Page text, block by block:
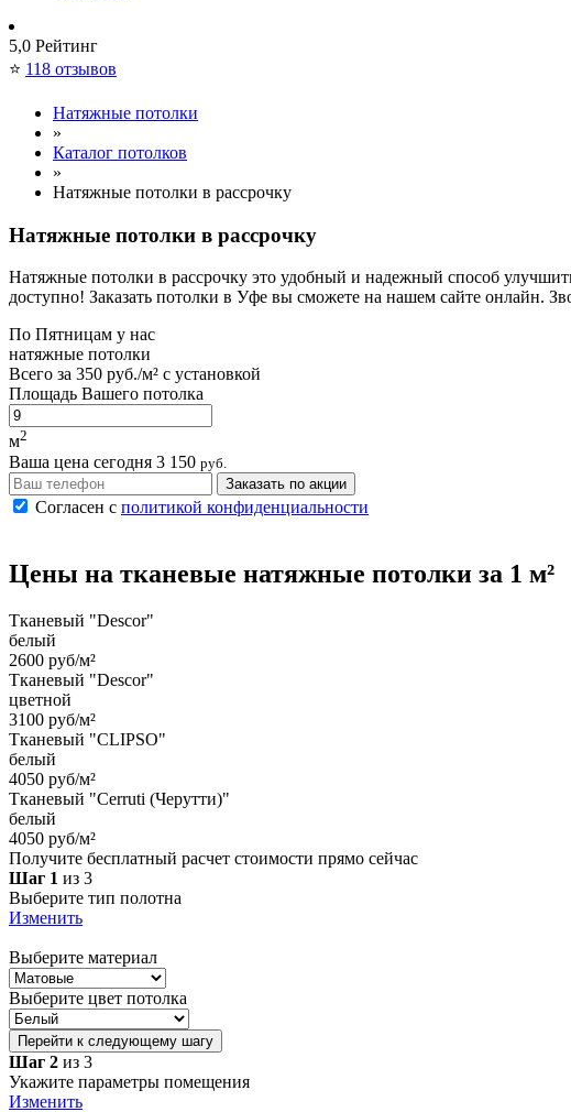
5,0 Рейтинг
⭐ 118 отзывов
Натяжные потолки
»
Каталог потолков
»
Натяжные потолки в рассрочку
Натяжные потолки в рассрочку
Натяжные потолки в рассрочку это удобный и надежный способ
доступно! Заказать потолки в Уфе вы сможете на нашем сайте онлайн.
По Пятницам у нас
натяжные потолки
Всего за 350 руб./м² с установкой
Площадь Вашего потолка
м2
Ваша цена сегодня 3 150 руб.
Заказать по акции
Согласен с политикой конфиденциальности
Цены на тканевые натяжные потолки за 1 м²
Тканевый "Descor"
белый
2600 руб/м²
Тканевый "Descor"
цветной
3100 руб/м²
Тканевый "CLIPSO"
белый
4050 руб/м²
Тканевый "Cerruti (Черутти)"
белый
4050 руб/м²
Получите бесплатный расчет стоимости прямо сейчас
Шаг 1 из 3
Выберите тип полотна
Изменить
Выберите материал
Выберите цвет потолка
Перейти к следующему шагу
Шаг 2 из 3
Укажите параметры помещения
Изменить